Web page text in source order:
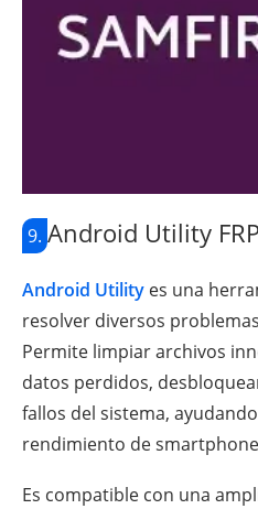
9. Android Utility
Android Utility es una
resolver diversos
Permite limpiar archivos
datos perdidos,
fallos del sistema,
rendimiento de
Es compatible con una